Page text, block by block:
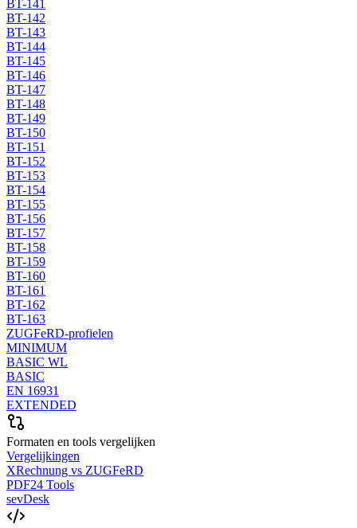
BT-141
BT-142
BT-143
BT-144
BT-145
BT-146
BT-147
BT-148
BT-149
BT-150
BT-151
BT-152
BT-153
BT-154
BT-155
BT-156
BT-157
BT-158
BT-159
BT-160
BT-161
BT-162
BT-163
ZUGFeRD-profielen
MINIMUM
BASIC WL
BASIC
EN 16931
EXTENDED
Formaten en tools vergelijken
Vergelijkingen
XRechnung vs ZUGFeRD
PDF24 Tools
sevDesk